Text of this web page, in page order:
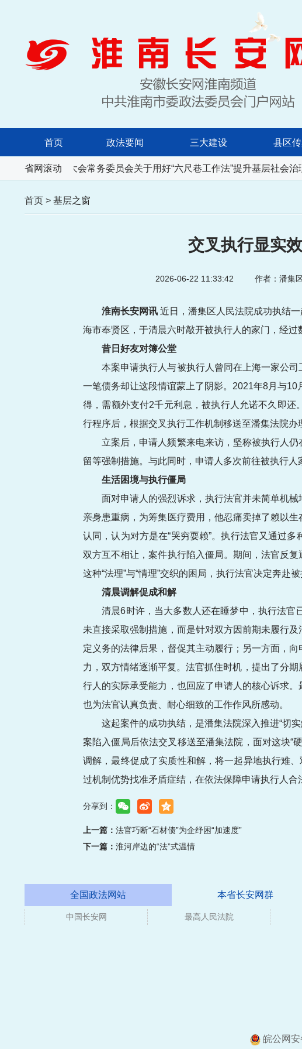
首页 政法要闻 三大建设 县区
省网滚动
徽省人民代表大会常务委员会关于用好“六尺巷工作法”提升基层社会治
首页 > 基层之窗
交叉执行显实
2026-06-22 11:33:42 作者：潘集
淮南长安网讯 近日，潘集区人民法院成功执结
海市奉贤区，于清晨六时敲开被执行人的家门，经
昔日好友对簿公堂
本案申请执行人与被执行人曾同在上海一家公
一笔债务却让这段情谊蒙上了阴影。2021年8月与
得，需额外支付2千元利息，被执行人允诺不久即
行程序后，根据交叉执行工作机制移送至潘集法院办
立案后，申请人频繁来电来访，坚称被执行人
留等强制措施。与此同时，申请人多次前往被执行人
生活困境与执行僵局
面对申请人的强烈诉求，执行法官并未简单机
亲身患重病，为筹集医疗费用，他忍痛卖掉了赖以
认同，认为对方是在“哭穷耍赖”。执行法官又通过
双方互不相让，案件执行陷入僵局。期间，法官反
这种“法理”与“情理”交织的困局，执行法官决定奔赴
清晨调解促成和解
清晨6时许，当大多数人还在睡梦中，执行法
未直接采取强制措施，而是针对双方因前期未履行
定义务的法律后果，督促其主动履行；另一方面，
力，双方情绪逐渐平复。法官抓住时机，提出了分
行人的实际承受能力，也回应了申请人的核心诉求
也为法官认真负责、耐心细致的工作作风所感动。
这起案件的成功执结，是潘集法院深入推进“切
案陷入僵局后依法交叉移送至潘集法院，面对这块“
调解，最终促成了实质性和解，将一起异地执行难
过机制优势找准矛盾症结，在依法保障申请执行人
分享到：
上一篇： 法官巧断“石材债”为企纾困“加速度”
下一篇： 淮河岸边的“法”式温情
全国政法网站 本省长安网群
中国长安网 最高人民法院
皖公网